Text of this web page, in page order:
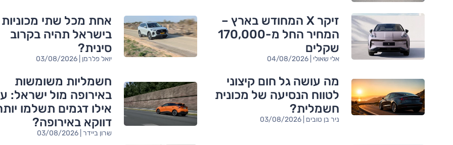
זיקר X המחודש בארץ –
המחיר החל מ-170,000
שקלים
אלי שאולי | 04/08/2026
אחת מכל שתי מכוניות
בישראל תהיה בקרוב
סינית?
יואל פלרמן | 03/08/2026
מה עושה גל חום קיצוני
לטווח הנסיעה של מכונית
חשמלית?
ניר בן טובים | 03/08/2026
חשמליות משומשות
באירופה מול ישראל:
אילו דגמים תשלמו
דווקא באירופה?
שרון ביידר | 03/08/2026